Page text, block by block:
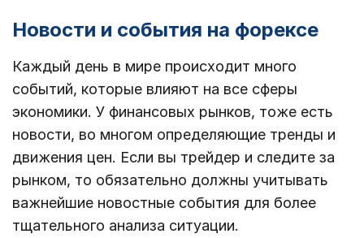
Новости и события на форексе
Каждый день в мире происходит много
событий, которые влияют на все сферы
экономики. У финансовых рынков, тоже есть
новости, во многом определяющие тренды и
движения цен. Если вы трейдер и следите за
рынком, то обязательно должны учитывать
важнейшие новостные события для более
тщательного анализа ситуации.